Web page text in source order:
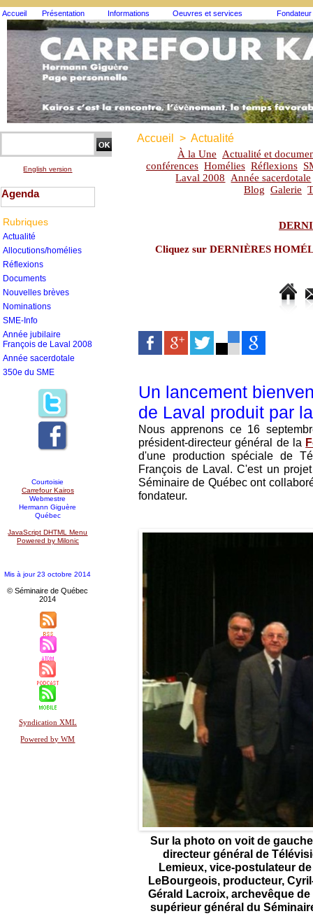
Accueil Présentation Informations Oeuvres et services Fondateur
English version
Agenda
Rubriques
Actualité
Allocutions/homélies
Réflexions
Documents
Nouvelles brèves
Nominations
SME-Info
Année jubilaire
François de Laval 2008
Année sacerdotale
350e du SME
Courtoisie
Carrefour Kairos
Webmestre
Hermann Giguère
Québec
JavaScript DHTML Menu
Powered by Milonic
Mis à jour 23 octobre 2014
© Séminaire de Québec
2014
Syndication XML
Powered by WM
Accueil > Actualité
À la Une
Actualité et
conférences Homélies Réflexions
Laval 2008
Année sacerdotale
Blog Galerie
Cliquez sur DERNIÈRES
Un lancement
de Laval produit par
Nous apprenons ce 16
président-directeur général de la
d'une production spéciale de
François de Laval. C'est un
Séminaire de Québec ont
fondateur.
Sur la photo on voit de
directeur général de
Lemieux, vice-postulateur
LeBourgeois, producteur,
Gérald Lacroix, archevêque
supérieur général du